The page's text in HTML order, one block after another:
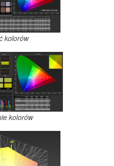
kolorów
kolorów